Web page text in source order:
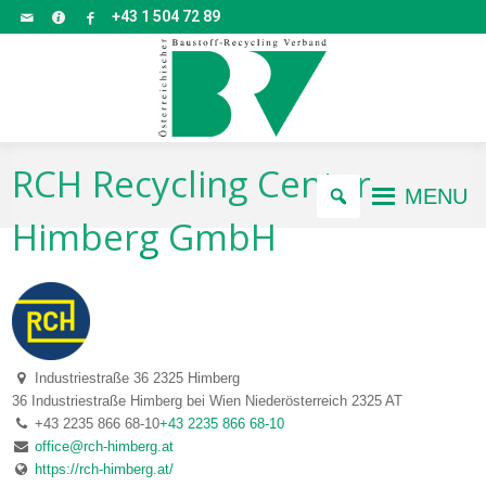
+43 1 504 72 89
MENU
RCH Recycling Center
Himberg GmbH
Industriestraße 36 2325 Himberg
36 Industriestraße Himberg bei Wien Niederösterreich 2325 AT
+43 2235 866 68-10+43 2235 866 68-10
office@rch-himberg.at
https://rch-himberg.at/